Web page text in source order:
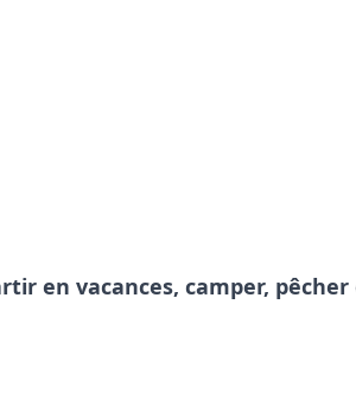
en vacances, camper,